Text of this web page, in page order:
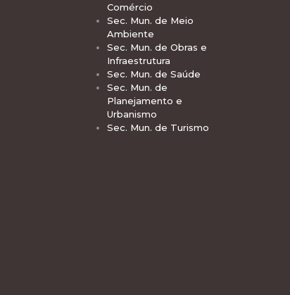
Comércio
Sec. Mun. de Meio
Ambiente
Sec. Mun. de Obras e
Infraestrutura
Sec. Mun. de Saúde
Sec. Mun. de
Planejamento e
Urbanismo
Sec. Mun. de Turismo